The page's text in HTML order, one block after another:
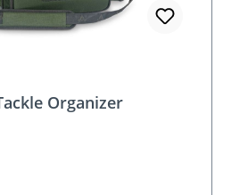
Organizer